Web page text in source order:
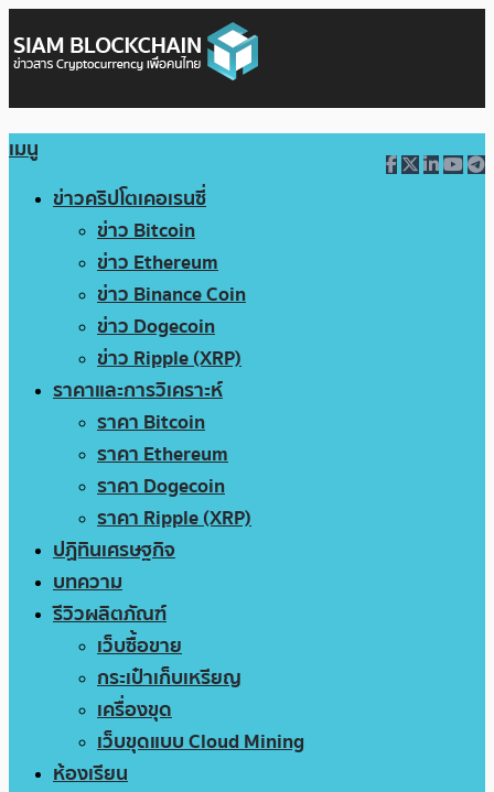
เมนู
ข่าวคริปโตเคอเรนซี่
ข่าว Bitcoin
ข่าว Ethereum
ข่าว Binance Coin
ข่าว Dogecoin
ข่าว Ripple (XRP)
ราคาและการวิเคราะห์
ราคา Bitcoin
ราคา Ethereum
ราคา Dogecoin
ราคา Ripple (XRP)
ปฏิทินเศรษฐกิจ
บทความ
รีวิวผลิตภัณฑ์
เว็บซื้อขาย
กระเป๋าเก็บเหรียญ
เครื่องขุด
เว็บขุดแบบ Cloud Mining
ห้องเรียน